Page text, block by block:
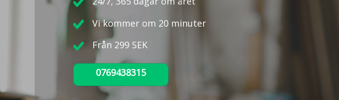
Vi kommer om 20 minuter
Från 299 SEK
0769438315